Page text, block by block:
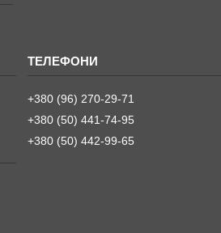
+380 (96) 270-29-71
+380 (50) 441-74-95
+380 (50) 442-99-65